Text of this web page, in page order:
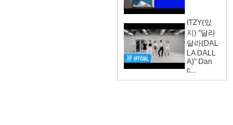
ITZY(있
지) "달라
달라(DAL
LA DALL
A)" Dan
c...